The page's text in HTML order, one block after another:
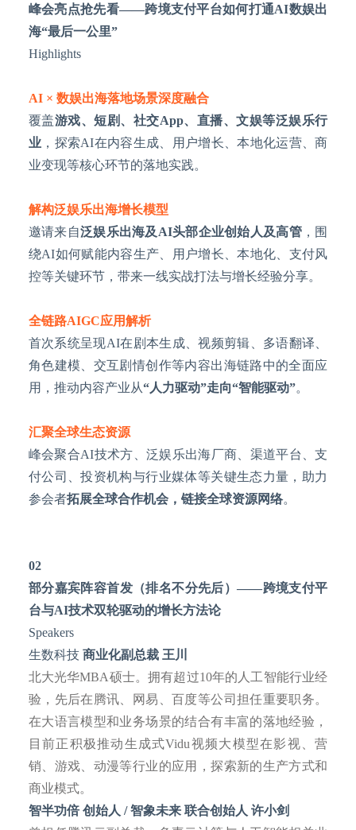
峰会亮点抢先看——跨境支付平台如何打通AI数娱出
海“最后一公里”
Highlights
AI × 数娱出海落地场景深度融合
覆盖游戏、短剧、社交App、直播、文娱等泛娱乐行
业 ，探索AI在内容生成、用户增长、本地化运营、商
业变现等核心环节的落地实践。
解构泛娱乐出海增长模型
邀请来自泛娱乐出海及 AI头部企业创始人及高管，围
绕AI如何赋能内容生产、用户增长、本地化、支付风
控等关键环节，带来一线实战打法与增长经验分享。
全链路AIGC应用解析
首次系统呈现AI在剧本生成、视频剪辑、多语翻译、
角色建模、交互剧情创作等内容出海链路中的全面应
用，推动内容产业从“人力驱动”走向“智能驱动”。
汇聚全球生态资源
峰会聚合AI技术方、泛娱乐出海厂商、渠道平台、支
付公司、投资机构与行业媒体等关键生态力量，助力
参会者拓展全球合作机会，链接全球资源网络。
02
部分嘉宾阵容首发 （排名不分先后）——跨境支付平
台与AI技术双轮驱动的增长方法论
Speakers
生数科技商业化副总裁 王川
北大光华MBA硕士。拥有超过10年的人工智能行业经
验，先后在腾讯、网易、百度等公司担任重要职务。
在大语言模型和业务场景的结合有丰富的落地经验，
目前正积极推动生成式Vidu视频大模型在影视、营
销、游戏、动漫等行业的应用，探索新的生产方式和
商业模式。
智半功倍 创始人 / 智象未来 联合创始人 许小剑